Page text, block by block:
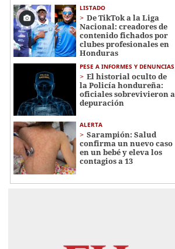
LISTADO
De TikTok a la Liga
Nacional: creadores de
contenido fichados por
clubes profesionales en
Honduras
PESE A INFORMES Y DENUNCIAS
El historial oculto de
la Policía hondureña:
oficiales sobrevivieron a
depuración
ALERTA
Sarampión: Salud
confirma un nuevo caso
en un bebé y eleva los
contagios a 13